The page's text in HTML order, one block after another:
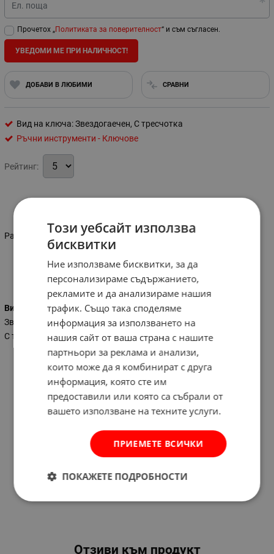
Ел. поща
Прочетох „Политиката за поверителност“ и съм съгласен.
УВЕДОМИ МЕ ПРИ НАЛИЧНОСТ!
ДОБАВИ В ЛЮБИМИ СРАВНИ
Вид на ключа: Звездогаечен, С тресчотка
Ръчни инструменти - Ключове
Рейтинг:
Размер: 19 мм
Характеристики
Вид на ключа
Звездогаечен
С тресчотка
Отзиви към продукт
Този уебсайт използва
бисквитки
Ние използваме бисквитки, за да
персонализираме съдържанието,
рекламите и да анализираме нашия
трафик. Също така споделяме
информация за използването на
нашия сайт от ваша страна с нашите
партньори за реклама и анализи,
които може да я комбинират с друга
информация, която сте им
предоставили или която са събрали от
вашето използване на техните услуги.
ПРИЕМЕТЕ ВСИЧКИ
ПОКАЖЕТЕ ПОДРОБНОСТИ